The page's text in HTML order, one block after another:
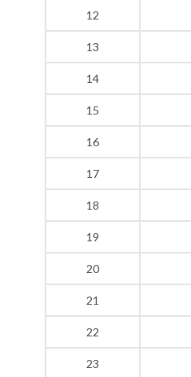
12
13
14
15
16
17
18
19
20
21
22
23